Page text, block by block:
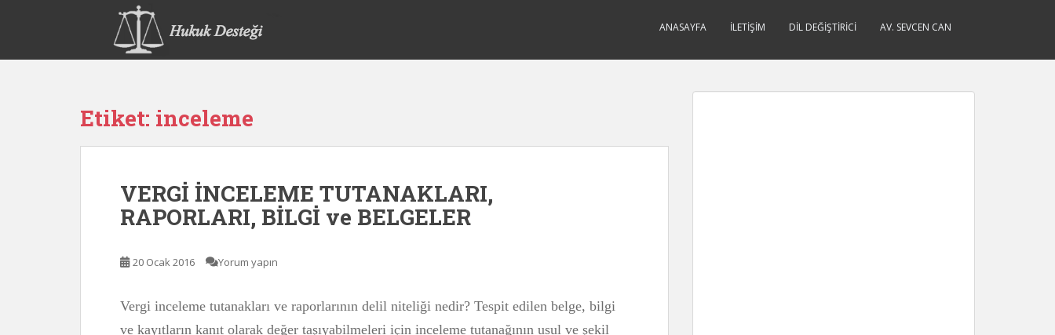
p
ANASAYFA İLETIŞIM DIL DEĞIŞTIRICI AV. SEVCEN CAN
Etiket: inceleme
VERGİ İNCELEME TUTANAKLARI,
RAPORLARI, BİLGİ ve BELGELER
20 Ocak 2016 Yorum yapın
Vergi inceleme tutanakları ve raporlarının delil niteliği nedir? Tespit edilen belge, bilgi
ve kayıtların kanıt olarak değer taşıyabilmeleri için inceleme tutanağının usul ve şekil